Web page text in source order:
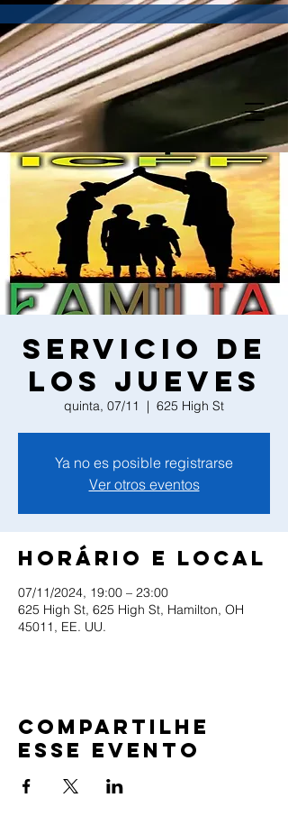
Servicio de
los Jueves
quinta, 07/11
  |
625 High St
Ya no es posible registrarse
Ver otros eventos
Horário e local
07/11/2024, 19:00 – 23:00
625 High St, 625 High St, Hamilton, OH
45011, EE. UU.
Compartilhe
esse evento